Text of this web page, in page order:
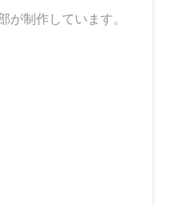
制作しています。